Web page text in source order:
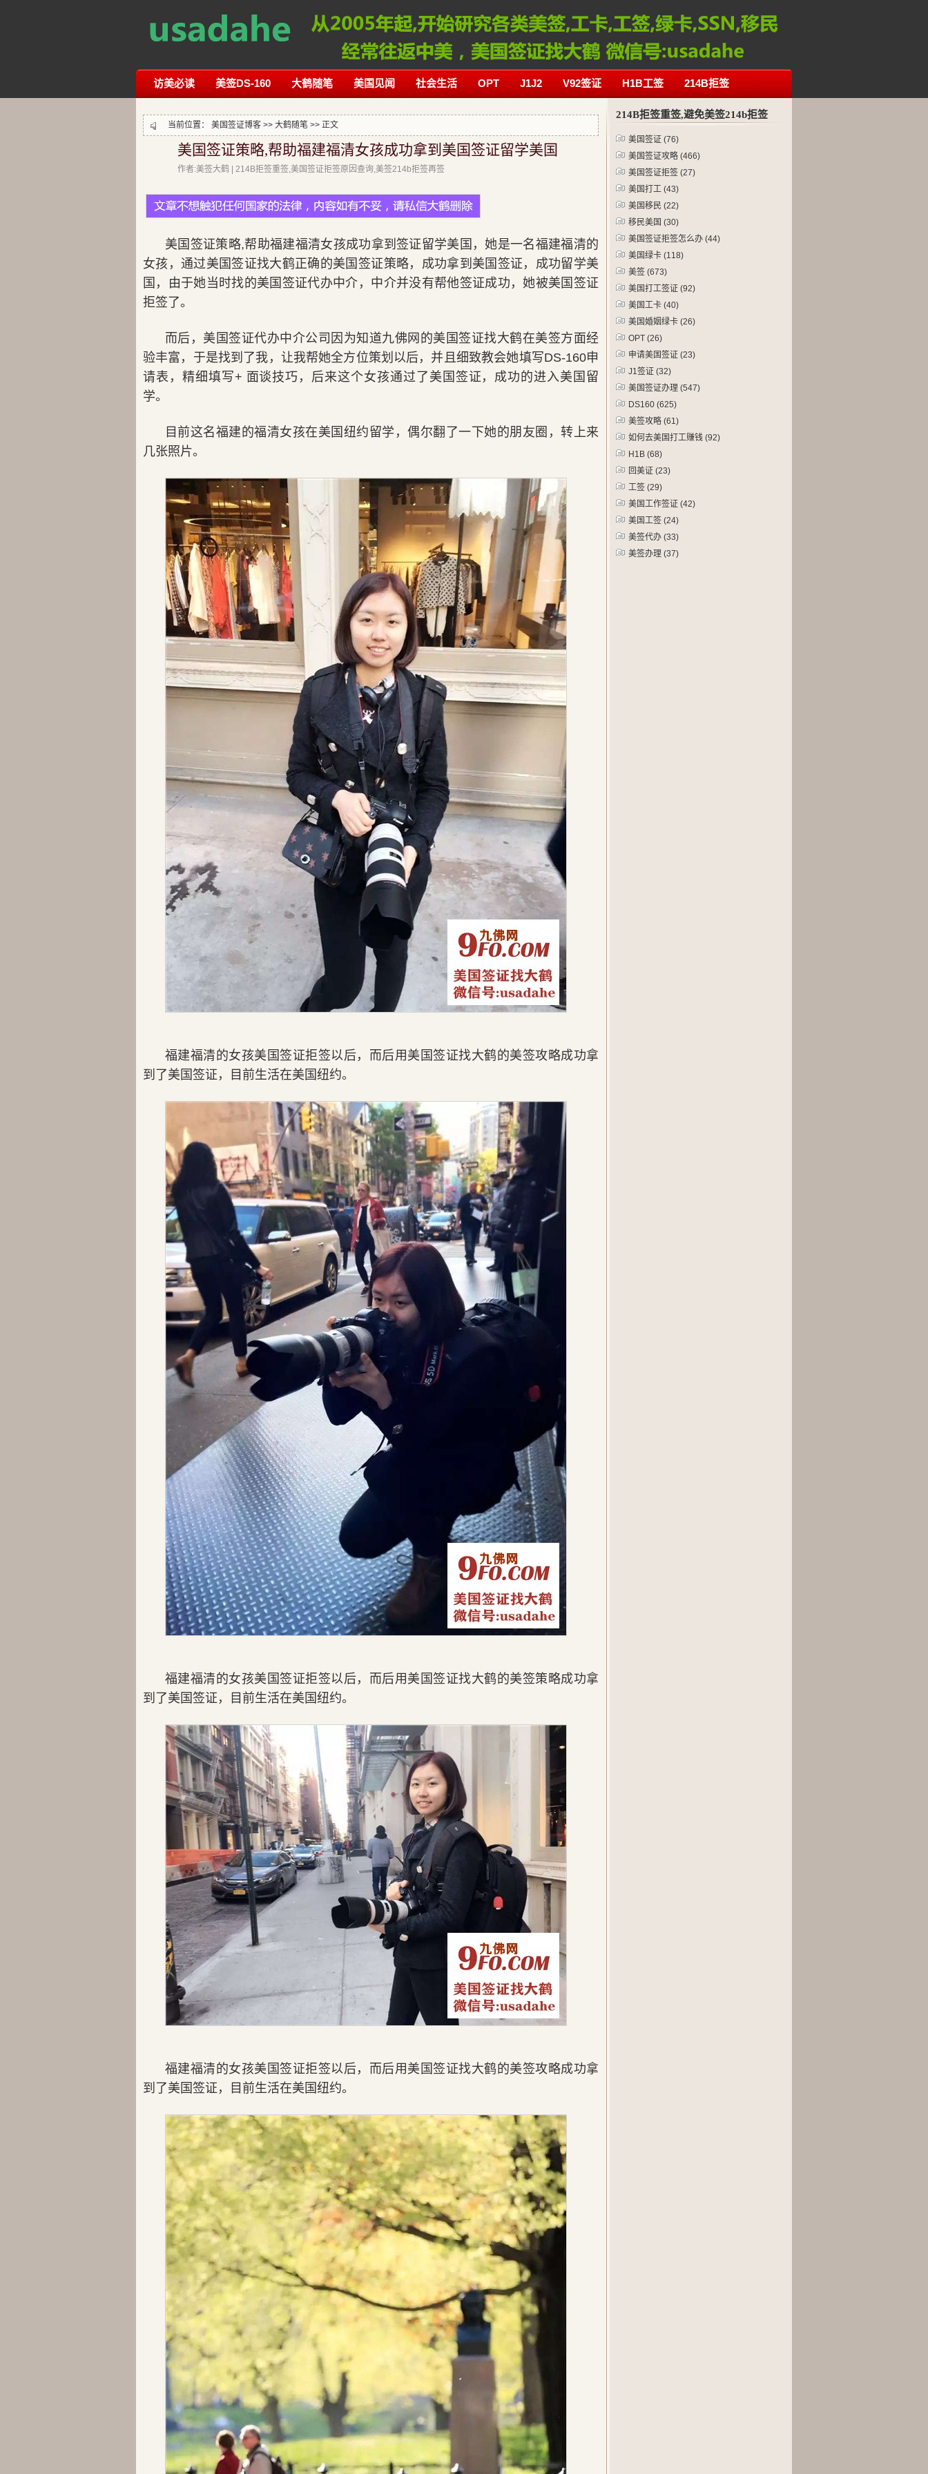
访美必读 美签DS-160 大鹤随笔 美国见闻 社会生活 OPT J1J2 V92签证 H1B工签 214B拒签
当前位置： 美国签证博客 >> 大鹤随笔 >> 正文
美国签证策略,帮助福建福清女孩成功拿到美国签证留学美国
作者:美签大鹤 | 214B拒签重签,美国签证拒签原因查询,美签214b拒签再签
美国签证策略,帮助福建福清女孩成功拿到签证留学美国，她是一名福建福清的
女孩，通过美国签证找大鹤正确的美国签证策略，成功拿到美国签证，成功留学美
国，由于她当时找的美国签证代办中介，中介并没有帮他签证成功，她被美国签证
拒签了。
而后，美国签证代办中介公司因为知道九佛网的美国签证找大鹤在美签方面经
验丰富，于是找到了我，让我帮她全方位策划以后，并且细致教会她填写DS-160申
请表，精细填写+ 面谈技巧，后来这个女孩通过了美国签证，成功的进入美国留
学。
目前这名福建的福清女孩在美国纽约留学，偶尔翻了一下她的朋友圈，转上来
几张照片。
福建福清的女孩美国签证拒签以后，而后用美国签证找大鹤的美签攻略成功拿
到了美国签证，目前生活在美国纽约。
福建福清的女孩美国签证拒签以后，而后用美国签证找大鹤的美签策略成功拿
到了美国签证，目前生活在美国纽约。
福建福清的女孩美国签证拒签以后，而后用美国签证找大鹤的美签攻略成功拿
到了美国签证，目前生活在美国纽约。
214B拒签重签,避免美签214b拒签
美国签证 (76)
美国签证攻略 (466)
美国签证拒签 (27)
美国打工 (43)
美国移民 (22)
移民美国 (30)
美国签证拒签怎么办 (44)
美国绿卡 (118)
美签 (673)
美国打工签证 (92)
美国工卡 (40)
美国婚姻绿卡 (26)
OPT (26)
申请美国签证 (23)
J1签证 (32)
美国签证办理 (547)
DS160 (625)
美签攻略 (61)
如何去美国打工赚钱 (92)
H1B (68)
回美证 (23)
工签 (29)
美国工作签证 (42)
美国工签 (24)
美签代办 (33)
美签办理 (37)